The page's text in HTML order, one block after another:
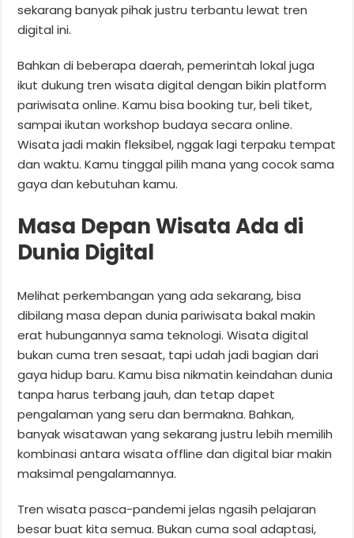
sekarang banyak pihak justru terbantu lewat tren
digital ini.
Bahkan di beberapa daerah, pemerintah lokal juga
ikut dukung tren wisata digital dengan bikin platform
pariwisata online. Kamu bisa booking tur, beli tiket,
sampai ikutan workshop budaya secara online.
Wisata jadi makin fleksibel, nggak lagi terpaku tempat
dan waktu. Kamu tinggal pilih mana yang cocok sama
gaya dan kebutuhan kamu.
Masa Depan Wisata Ada di
Dunia Digital
Melihat perkembangan yang ada sekarang, bisa
dibilang masa depan dunia pariwisata bakal makin
erat hubungannya sama teknologi. Wisata digital
bukan cuma tren sesaat, tapi udah jadi bagian dari
gaya hidup baru. Kamu bisa nikmatin keindahan dunia
tanpa harus terbang jauh, dan tetap dapet
pengalaman yang seru dan bermakna. Bahkan,
banyak wisatawan yang sekarang justru lebih memilih
kombinasi antara wisata offline dan digital biar makin
maksimal pengalamannya.
Tren wisata pasca-pandemi jelas ngasih pelajaran
besar buat kita semua. Bukan cuma soal adaptasi,